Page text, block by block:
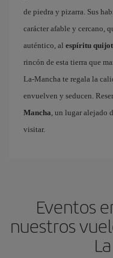
de piedra y pizarra. Sus
carácter afable y cercano,
auténtico, al espíritu
rincón de esta tierra que
La-Mancha te regala la
envuelven y seducen.
Mancha , un lugar alejado
visitar.
Eventos
nuestros